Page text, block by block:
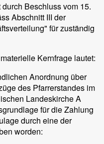
Beschluss vom 15.
Abschnitt III der
für zuständig
Kernfrage lautet:
Anordnung über
des Pfarrerstandes im
Landeskirche A
für die Zahlung
durch eine der
worden: